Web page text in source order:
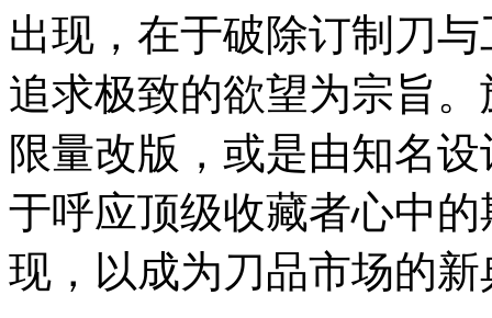
出现，在于破除订制刀
追求极致的欲望为宗旨
限量改版，或是由知名
于呼应顶级收藏者心中
现，以成为刀品市场的新